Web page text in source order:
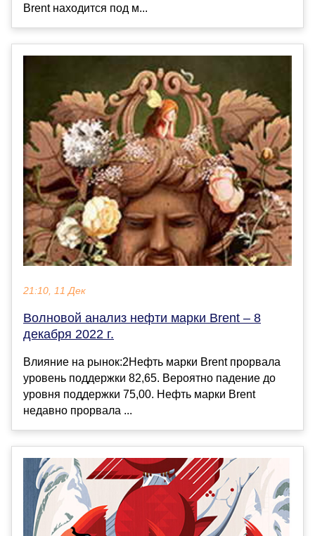
Brent находится под м...
21:10, 11 Дек
Волновой анализ нефти марки Brent – 8
декабря 2022 г.
Влияние на рынок:2Нефть марки Brent прорвала
уровень поддержки 82,65. Вероятно падение до
уровня поддержки 75,00. Нефть марки Brent
недавно прорвала ...